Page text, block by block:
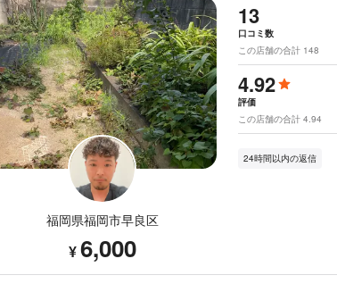
福岡県福岡市早良区
¥6,000
13
口コミ数
この店舗の合計 148
4.92
評価
この店舗の合計 4.94
24時間以内の返信